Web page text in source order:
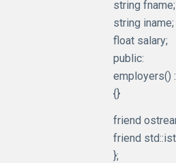
string fname;
string iname;
float salary;
public:
employers()
{}
friend
friend
};